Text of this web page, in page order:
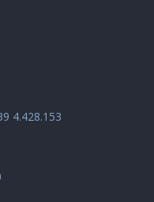
4.428.153